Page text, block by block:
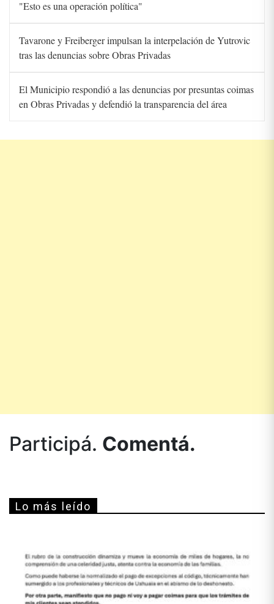
"Esto es una operación política"
Tavarone y Freiberger impulsan la interpelación de Yutrovic
tras las denuncias sobre Obras Privadas
El Municipio respondió a las denuncias por presuntas coimas
en Obras Privadas y defendió la transparencia del área
Participá. Comentá.
Lo más leído